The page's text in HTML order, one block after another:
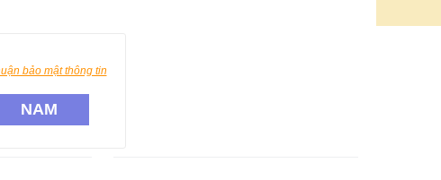
bảo mật thông tin
NAM